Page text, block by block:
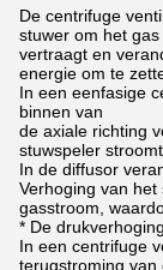
De centrifuge
stuwer om het
vertraagt en
energie om te
In een eenfasige
binnen van
de axiale richting
stuwspeler
In de diffusor
Verhoging van
gasstroom,
* De
In een centrifuge
terugstroming van